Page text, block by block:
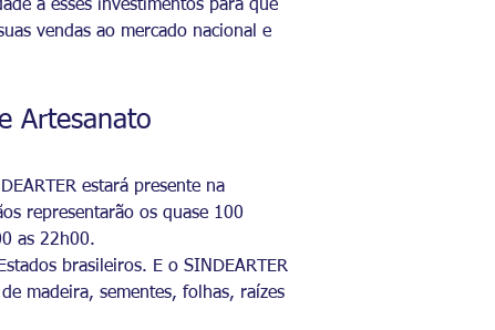
a esses investimentos para que
vendas ao mercado nacional e
Artesanato
estará presente na
representarão os quase 100
as 22h00.
brasileiros. E o SINDEARTER
madeira, sementes, folhas, raízes